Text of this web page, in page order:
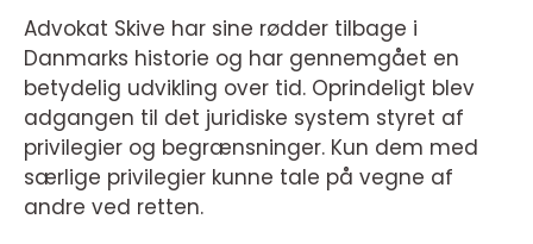
Advokat Skive har sine rødder tilbage i
Danmarks historie og har gennemgået en
betydelig udvikling over tid. Oprindeligt blev
adgangen til det juridiske system styret af
privilegier og begrænsninger. Kun dem med
særlige privilegier kunne tale på vegne af
andre ved retten.